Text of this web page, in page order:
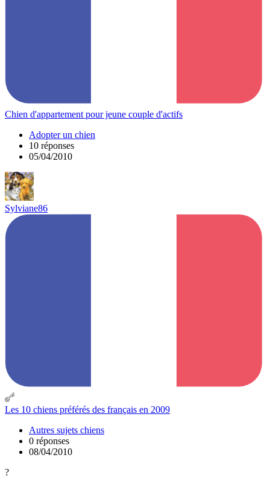
Chien d'appartement pour jeune couple d'actifs
Adopter un chien
10 réponses
05/04/2010
Sylviane86
Les 10 chiens préférés des français en 2009
Autres sujets chiens
0 réponses
08/04/2010
?